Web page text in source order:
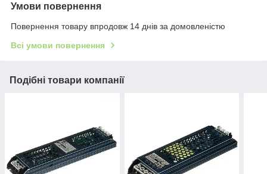
Умови повернення
Повернення товару впродовж 14 днів за домовленістю
Всі умови повернення
Подібні товари компанії